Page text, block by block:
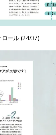
ロール (24/37)